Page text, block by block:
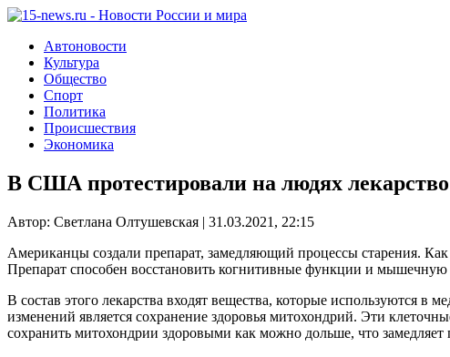
Автоновости
Культура
Общество
Спорт
Политика
Происшествия
Экономика
В США протестировали на людях
Автор: Светлана Олтушевская | 31.03.2021, 22:15
Американцы создали препарат, замедляющий процессы старения.
Препарат способен восстановить когнитивные функции и мышечную
В состав этого лекарства входят вещества, которые используются
изменений является сохранение здоровья митохондрий. Эти
сохранить митохондрии здоровыми как можно дольше, что замедляет